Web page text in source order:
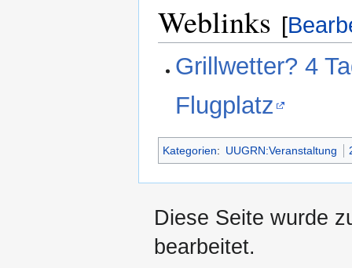
Weblinks [
Grillwetter? 4
Flugplatz
Kategorien: UUGRN:Veranstaltung
Diese Seite wurde
bearbeitet.